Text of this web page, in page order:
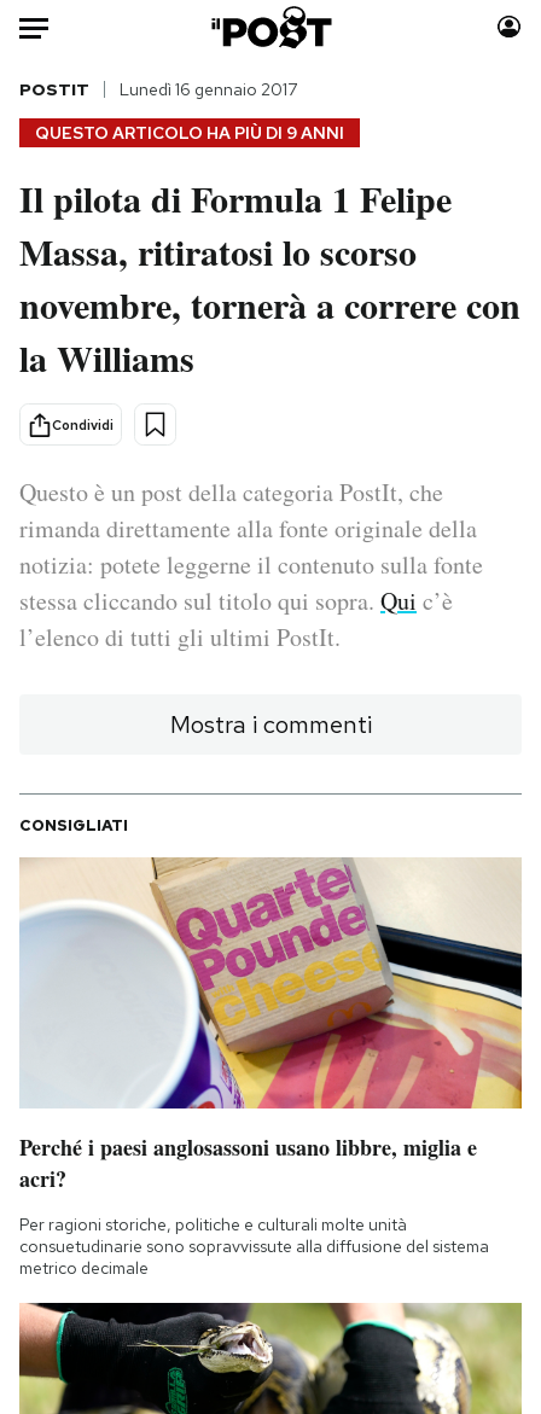
Auto
HOME
Italia
Politica
Tecnologia
Scienza
Cultura
Economia
Sport
Moda
Consumismi
Storie/Idee
Mondiali calcio 2026
PODCAST
SHOP
CALENDARIO
AREA PERSONALE
Area Personale
Notifiche mobile
Hai bisogno di aiuto?
QUESTO ARTICOLO HA PIÙ DI 9 ANNI
POSTIT Lunedì 16 gennaio 2017
Il pilota di Formula 1 Felipe
Massa, ritiratosi lo scorso
novembre, tornerà a correre con
la Williams
Condividi
Questo è un post della categoria PostIt, che
rimanda direttamente alla fonte originale della
notizia: potete leggerne il contenuto sulla fonte
stessa cliccando sul titolo qui sopra. Qui c’è
l’elenco di tutti gli ultimi PostIt.
Mostra i commenti
CONSIGLIATI
Perché i paesi anglosassoni usano libbre, miglia e
acri?
Per ragioni storiche, politiche e culturali molte unità
consuetudinarie sono sopravvissute alla diffusione del sistema
metrico decimale